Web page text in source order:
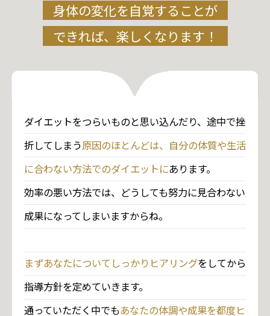
身体の変化を自覚することが
できれば、楽しくなります！
ダイエットをつらいものと思い込んだり、途中で挫
折してしまう原因のほとんどは、自分の体質や生活
に合わない方法でのダイエットにあります。
効率の悪い方法では、どうしても努力に見合わない
成果になってしまいますからね。
まずあなたについてしっかりヒアリングをしてから
指導方針を定めていきます。
通っていただく中でもあなたの体調や成果を都度ヒ